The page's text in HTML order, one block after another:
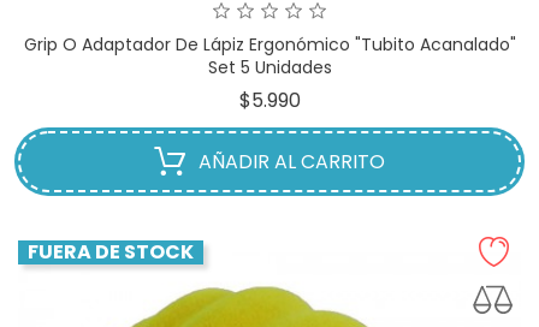
Grip O Adaptador De Lápiz Ergonómico "Tubito Acanalado"
Set 5 Unidades
$5.990Precio
AÑADIR AL CARRITO
FUERA DE STOCK